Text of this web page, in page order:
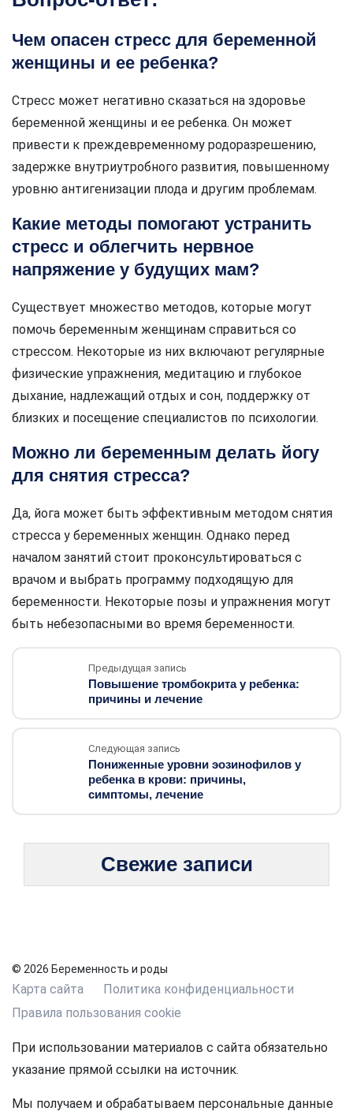
Чем опасен стресс для беременной
женщины и ее ребенка?
Стресс может негативно сказаться на здоровье
беременной женщины и ее ребенка. Он может
привести к преждевременному родоразрешению,
задержке внутриутробного развития, повышенному
уровню антигенизации плода и другим проблемам.
Какие методы помогают устранить
стресс и облегчить нервное
напряжение у будущих мам?
Существует множество методов, которые могут
помочь беременным женщинам справиться со
стрессом. Некоторые из них включают регулярные
физические упражнения, медитацию и глубокое
дыхание, надлежащий отдых и сон, поддержку от
близких и посещение специалистов по психологии.
Можно ли беременным делать йогу
для снятия стресса?
Да, йога может быть эффективным методом снятия
стресса у беременных женщин. Однако перед
началом занятий стоит проконсультироваться с
врачом и выбрать программу подходящую для
беременности. Некоторые позы и упражнения могут
быть небезопасными во время беременности.
Предыдущая запись
Повышение тромбокрита у ребенка:
причины и лечение
Следующая запись
Пониженные уровни эозинофилов у
ребенка в крови: причины,
симптомы, лечение
Свежие записи
© 2026 Беременность и роды
Карта сайта
Политика конфиденциальности
Правила пользования cookie
При использовании материалов с сайта обязательно
указание прямой ссылки на источник.
Мы получаем и обрабатываем персональные данные